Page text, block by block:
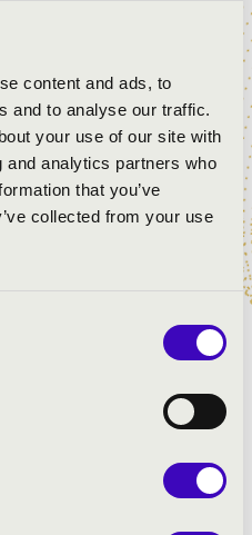
content and ads, to
and to analyse our traffic.
your use of our site with
analytics partners who
that you’ve
collected from your use
corda vestra
Leopoldi - Kyrie
Leopoldi - Gloria
mundi - Zsoltár
es dies - Alleluja
Leopoldi - Credo
convivium
- Sanctus